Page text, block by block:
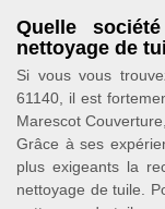
Quelle
nettoyage de
Si vous vous
61140, il est
Marescot
Grâce à ses
plus exigeants la
nettoyage de tuile.